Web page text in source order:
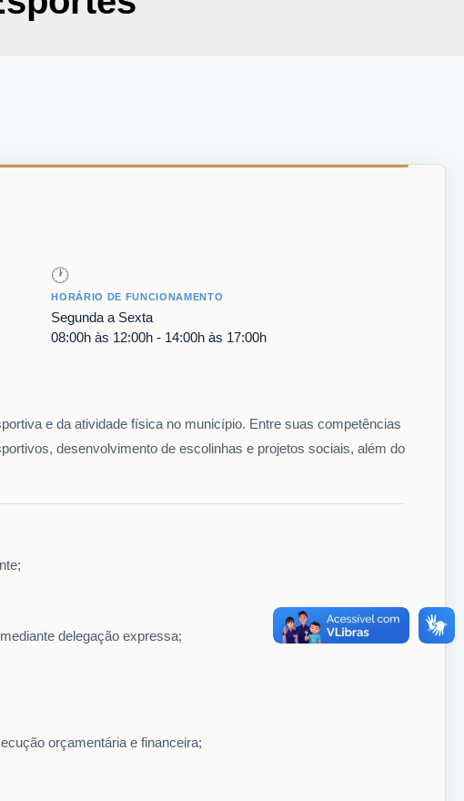
🕐
HORÁRIO DE FUNCIONAMENTO
Segunda a Sexta
08:00h às 12:00h - 14:00h às 17:00h
e da atividade física no município. Entre suas competências
desenvolvimento de escolinhas e projetos sociais, além do
delegação expressa;
orçamentária e financeira;